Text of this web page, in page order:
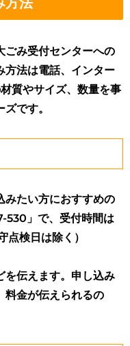
ごみ受付センターへの
方法は電話、インター
質やサイズ、数量を事
です。
みたい方におすすめの
530」で、受付時間は
検日は除く）
を伝えます。申し込み
料金が伝えられるの